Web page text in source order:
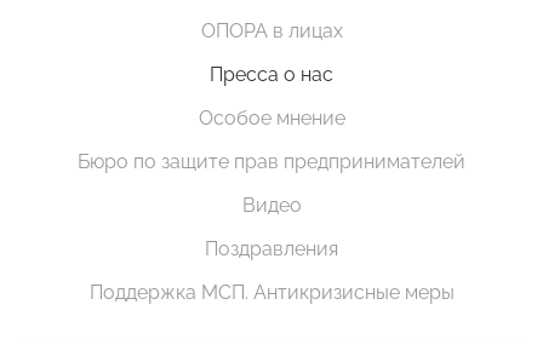
ОПОРА в лицах
Пресса о нас
Особое мнение
Бюро по защите прав предпринимателей
Видео
Поздравления
Поддержка МСП. Антикризисные меры